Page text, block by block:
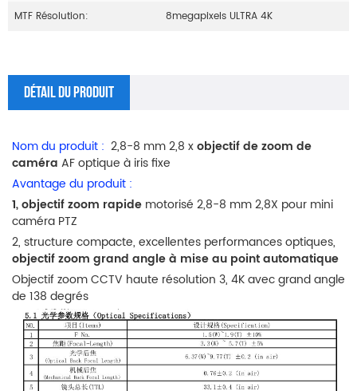
MTF Résolution:
8megapixels ULTRA 4K
Détail Du Produit
Nom du produit : 2,8-8 mm 2,8 xobjectif de zoom de
caméra AF optique à iris fixe
Avantage du produit :
1, objectif zoom rapide motorisé 2,8-8 mm 2,8X pour mini
caméra PTZ
2, structure compacte, excellentes performances optiques,
objectif zoom grand angle à mise au point automatique
Objectif zoom CCTV haute résolution 3, 4K avec grand angle
de 138 degrés